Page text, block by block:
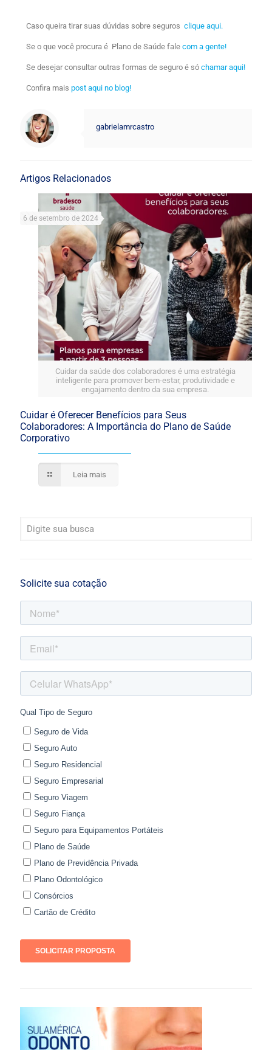
Caso queira tirar suas dúvidas sobre seguros clique aqui.
Se o que você procura é Plano de Saúde fale com a gente!
Se desejar consultar outras formas de seguro é só chamar aqui!
Confira mais post aqui no blog!
gabrielamrcastro
Artigos Relacionados
Cuidar da saúde dos colaboradores é uma estratégia
inteligente para promover bem-estar, produtividade e
engajamento dentro da sua empresa.
6 de setembro de 2024
Cuidar é Oferecer Benefícios para Seus
Colaboradores: A Importância do Plano de Saúde
Corporativo
Leia mais
Solicite sua cotação